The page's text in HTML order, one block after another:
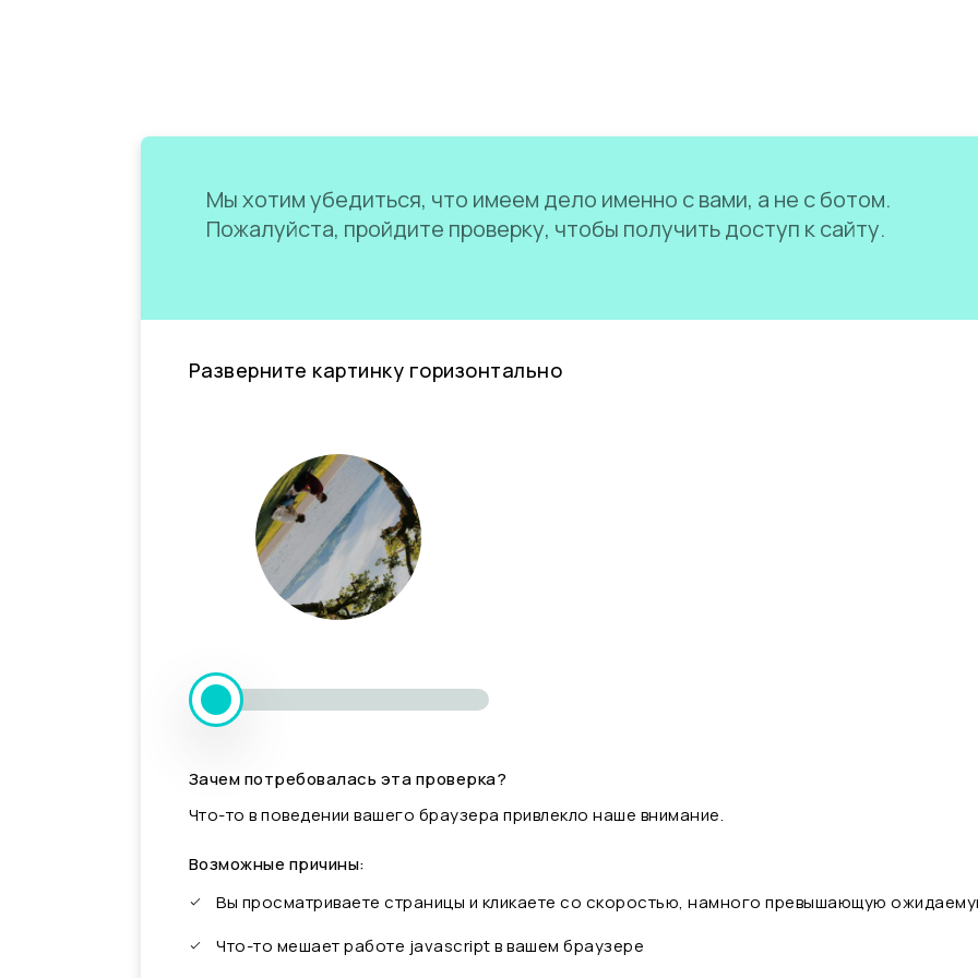
Мы хотим убедиться, что имеем дело именно с вами, а не с ботом.
Пожалуйста, пройдите проверку, чтобы получить доступ к сайту.
Разверните картинку горизонтально
Зачем потребовалась эта проверка?
Что-то в поведении вашего браузера привлекло наше внимание.
Возможные причины:
Вы просматриваете страницы и кликаете со скоростью, намного превышающую
Что-то мешает работе javascript в вашем браузере